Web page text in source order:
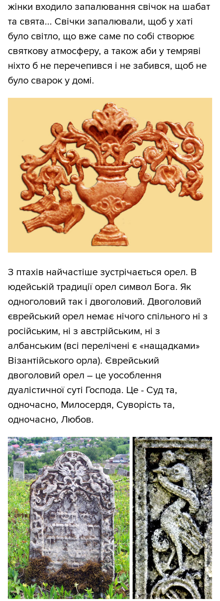
жінки входило запалювання свічок на шабат
та свята... Свічки запалювали, щоб у хаті
було світло, що вже саме по собі створює
святкову атмосферу, а також аби у темряві
ніхто б не перечепився і не забився, щоб не
було сварок у домі.
З птахів найчастіше зустрічається орел. В
юдейській традиції орел символ Бога. Як
одноголовий так і двоголовий. Двоголовий
єврейський орел немає нічого спільного ні з
російським, ні з австрійським, ні з
албанським (всі перелічені є «нащадками»
Візантійського орла). Єврейський
двоголовий орел – це уособлення
дуалістичної суті Господа. Це - Суд та,
одночасно, Милосердя, Суворість та,
одночасно, Любов.